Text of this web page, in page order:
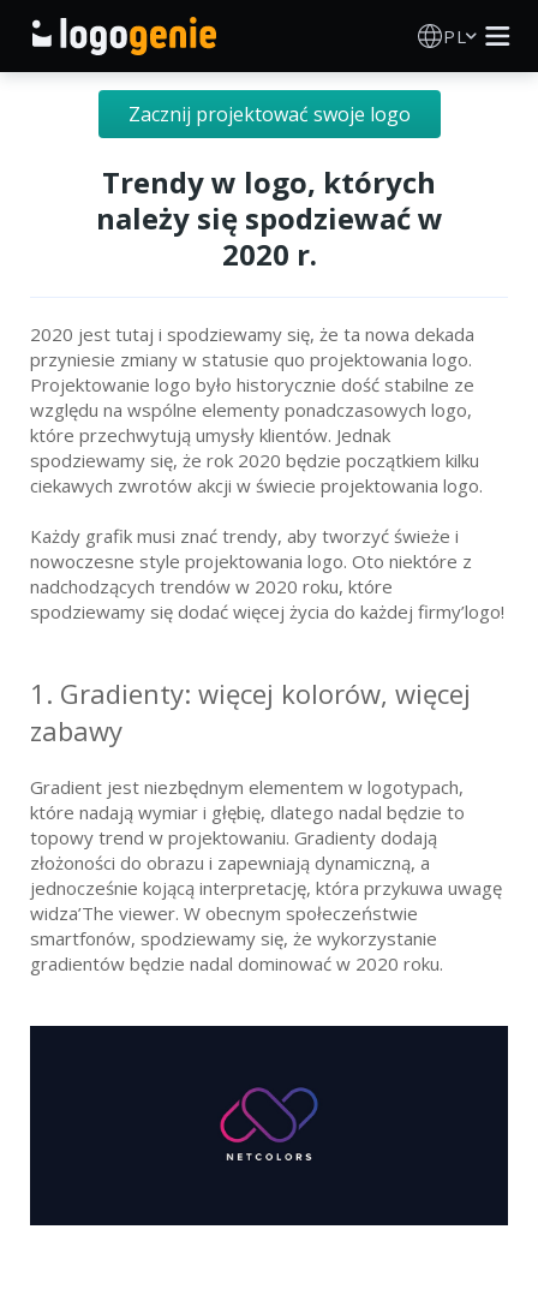
PL
Kreator Logo
Generator logo AI
Pomysły na logo
Produkty drukowane
O nas
Blog
ZALOGUJ SIĘ
Zacznij projektować swoje logo
Trendy w logo, których
należy się spodziewać w
2020 r.
2020 jest tutaj i spodziewamy się, że ta nowa dekada
przyniesie zmiany w statusie quo projektowania logo.
Projektowanie logo było historycznie dość stabilne ze
względu na wspólne elementy ponadczasowych logo,
które przechwytują umysły klientów. Jednak
spodziewamy się, że rok 2020 będzie początkiem kilku
ciekawych zwrotów akcji w świecie projektowania logo.
Każdy grafik musi znać trendy, aby tworzyć świeże i
nowoczesne style projektowania logo. Oto niektóre z
nadchodzących trendów w 2020 roku, które
spodziewamy się dodać więcej życia do każdej firmy’logo!
1. Gradienty: więcej kolorów, więcej
zabawy
Gradient jest niezbędnym elementem w logotypach,
które nadają wymiar i głębię, dlatego nadal będzie to
topowy trend w projektowaniu. Gradienty dodają
złożoności do obrazu i zapewniają dynamiczną, a
jednocześnie kojącą interpretację, która przykuwa uwagę
widza’The viewer. W obecnym społeczeństwie
smartfonów, spodziewamy się, że wykorzystanie
gradientów będzie nadal dominować w 2020 roku.